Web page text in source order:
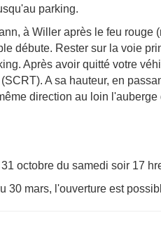
parking.
à Willer après le feu
débute. Rester sur la voie
Après avoir quitté votre
A sa hauteur, en
direction au loin l'auberge
octobre du samedi soir 17
30 mars, l'ouverture est